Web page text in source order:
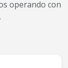
operando con